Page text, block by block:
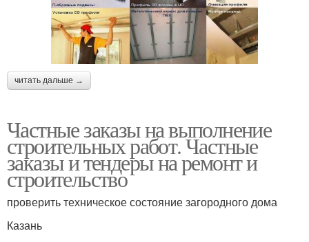
читать дальше →
Частные заказы на выполнение
строительных работ. Частные
заказы и тендеры на ремонт и
строительство
проверить техническое состояние загородного дома
Казань